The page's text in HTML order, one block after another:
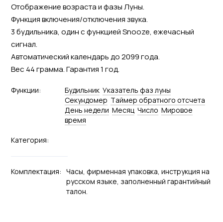
Отображение возраста и фазы Луны.
Функция включения/отключения звука.
3 будильника, один с функцией Snooze, ежечасный
сигнал.
Автоматический календарь до 2099 года.
Вес 44 грамма. Гарантия 1 год.
Функции: Будильник Указатель фаз луны
Секундомер Tаймер обратного отсчета
День недели Месяц Число Мировое
время
Категория:
Комплектация: Часы, фирменная упаковка, инструкция на
русском языке, заполненный гарантийный
талон.